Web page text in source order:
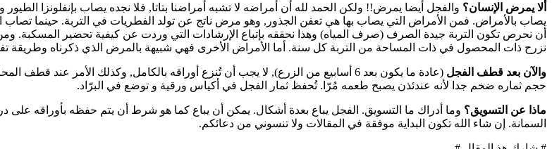
ألا يمرض الإنسان؟ والفجل أيضا يمرض!! ولكن الحمد لله أن أمراضه لا تشبه أمراضنا بتاتا, فلا نجده يصاب بإنفلونزا
يصاب بالأمراض. فمن الأمراض التي يصاب بها هي تعفن الجذور, وهو مرض ناتج عن تولد الفطريات في التربة. حينما
أن نحرص تكون التربة جيدة الصرف (صرف المياه) وهذا نحققه بإتباع الإرشادات التي وردت عن كيفية تحضير المسكبة.
نزرح ذات المحصول في ذات المساحة من التربة كل سنة. أما الأمراض الأخرى فهي شبيهة بالمرض الذي ذكرناه وطريقة
والآن بعد قطف الفجل
(عادة ما يكون بعد 6 أسابيع من الزرع), لا يجب أن تُنزع أوراقه بالكامل, وكذلك الأمر
حجم ثماره ضخم جدا لأنه عندئذن يصبح طعمه مُرّا. تُحفظ ثمار الفجل في أكياس ورقية و توضع في البرّاد.
ماذا عن التسويق؟
السمانة. إن شاء الله تكون البداية موفقة في المقالات ولا تنسوني من دعائكم.